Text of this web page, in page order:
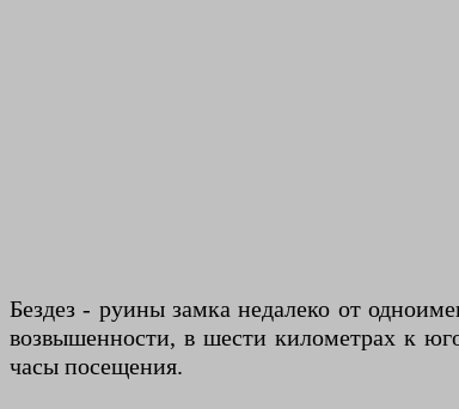
Бездез - руины замка недалеко от
возвышенности, в шести километрах к
часы посещения.